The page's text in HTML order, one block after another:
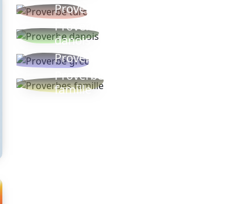
Proverbe turc
Proverbe
danois
Proverbe grec
Proverbes
famille